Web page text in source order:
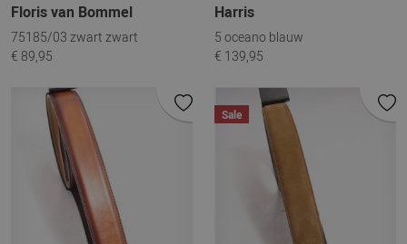
Floris van Bommel
75185/03 zwart zwart
€ 89,95
Harris
5 oceano blauw
€ 139,95
Sale